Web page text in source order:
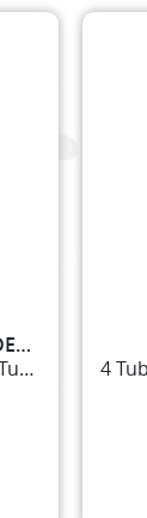
MOZART WOLFGANG AMADEUS
4 Tubas (2 Euphoniums et 2 Tubas)